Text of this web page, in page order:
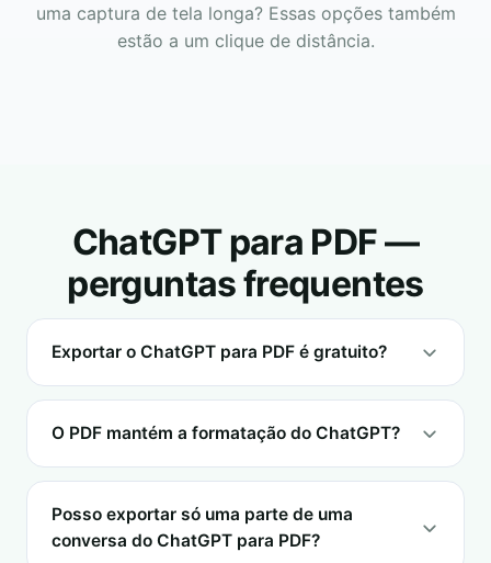
uma captura de tela longa? Essas opções também
estão a um clique de distância.
ChatGPT para PDF —
perguntas frequentes
Exportar o ChatGPT para PDF é gratuito?
O PDF mantém a formatação do ChatGPT?
Posso exportar só uma parte de uma
conversa do ChatGPT para PDF?